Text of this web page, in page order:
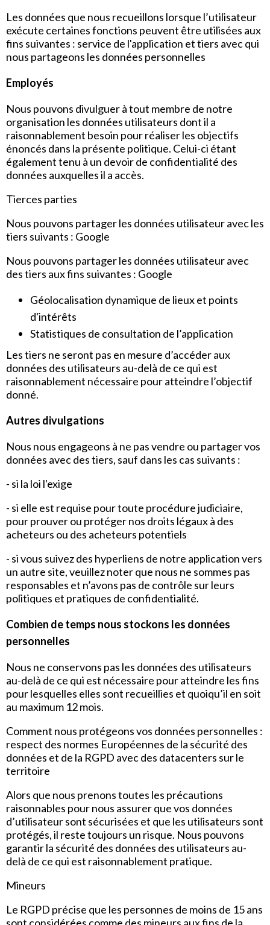
Les données que nous recueillons lorsque l’utilisateur
exécute certaines fonctions peuvent être utilisées aux
fins suivantes : service de l'application et tiers avec qui
nous partageons les données personnelles
Employés
Nous pouvons divulguer à tout membre de notre
organisation les données utilisateurs dont il a
raisonnablement besoin pour réaliser les objectifs
énoncés dans la présente politique. Celui-ci étant
également tenu à un devoir de confidentialité des
données auxquelles il a accès.
Tierces parties
Nous pouvons partager les données utilisateur avec les
tiers suivants : Google
Nous pouvons partager les données utilisateur avec
des tiers aux fins suivantes : Google
Géolocalisation dynamique de lieux et points
d'intérêts
Statistiques de consultation de l’application
Les tiers ne seront pas en mesure d’accéder aux
données des utilisateurs au-delà de ce qui est
raisonnablement nécessaire pour atteindre l’objectif
donné.
Autres divulgations
Nous nous engageons à ne pas vendre ou partager vos
données avec des tiers, sauf dans les cas suivants :
- si la loi l'exige
- si elle est requise pour toute procédure judiciaire,
pour prouver ou protéger nos droits légaux à des
acheteurs ou des acheteurs potentiels
- si vous suivez des hyperliens de notre application vers
un autre site, veuillez noter que nous ne sommes pas
responsables et n’avons pas de contrôle sur leurs
politiques et pratiques de confidentialité.
Combien de temps nous stockons les données
personnelles
Nous ne conservons pas les données des utilisateurs
au-delà de ce qui est nécessaire pour atteindre les fins
pour lesquelles elles sont recueillies et quoiqu’il en soit
au maximum 12 mois.
Comment nous protégeons vos données personnelles :
respect des normes Européennes de la sécurité des
données et de la RGPD avec des datacenters sur le
territoire
Alors que nous prenons toutes les précautions
raisonnables pour nous assurer que vos données
d’utilisateur sont sécurisées et que les utilisateurs sont
protégés, il reste toujours un risque. Nous pouvons
garantir la sécurité des données des utilisateurs au-
delà de ce qui est raisonnablement pratique.
Mineurs
Le RGPD précise que les personnes de moins de 15 ans